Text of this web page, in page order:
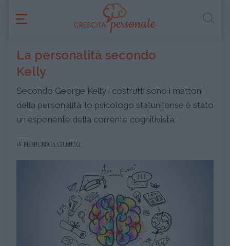
La personalità secondo
Kelly
Secondo George Kelly i costrutti sono i mattoni
della personalità: lo psicologo statunitense è stato
un esponente della corrente cognitivista.
di FRANCESCA CILENTO